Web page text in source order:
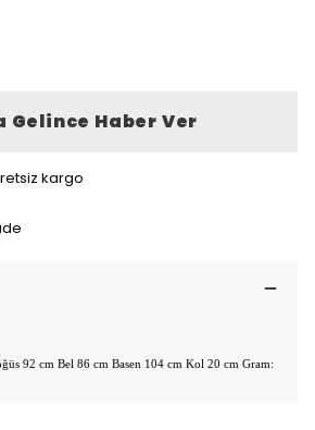
Gelince Haber Ver
kargo
92 cm Bel 86 cm Basen 104 cm Kol 20 cm Gram: